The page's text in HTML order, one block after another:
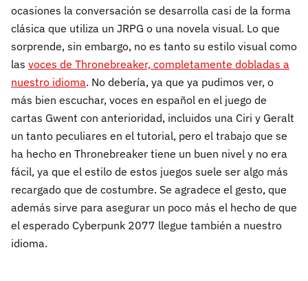
ocasiones la conversación se desarrolla casi de la forma
clásica que utiliza un JRPG o una novela visual. Lo que
sorprende, sin embargo, no es tanto su estilo visual como
las voces de Thronebreaker, completamente dobladas a
nuestro idioma. No debería, ya que ya pudimos ver, o
más bien escuchar, voces en español en el juego de
cartas Gwent con anterioridad, incluidos una Ciri y Geralt
un tanto peculiares en el tutorial, pero el trabajo que se
ha hecho en Thronebreaker tiene un buen nivel y no era
fácil, ya que el estilo de estos juegos suele ser algo más
recargado que de costumbre. Se agradece el gesto, que
además sirve para asegurar un poco más el hecho de que
el esperado Cyberpunk 2077 llegue también a nuestro
idioma.